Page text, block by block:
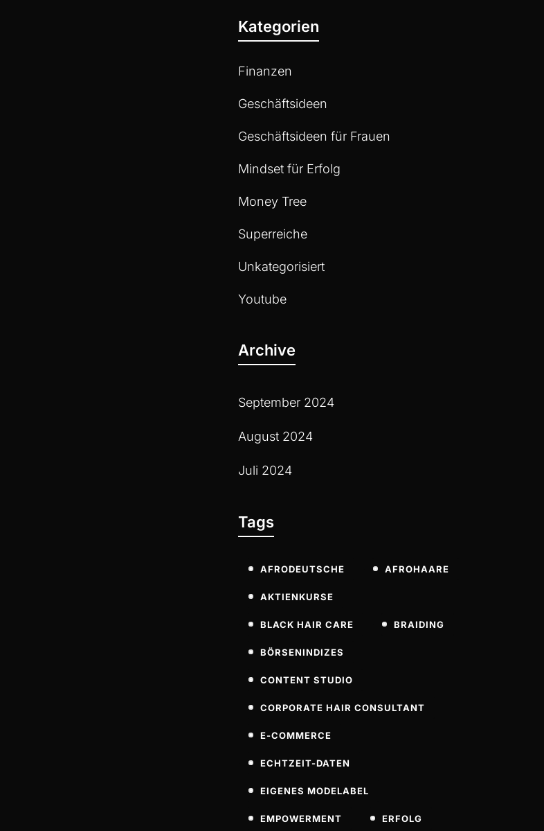
Kategorien
Finanzen
Geschäftsideen
Geschäftsideen für Frauen
Mindset für Erfolg
Money Tree
Superreiche
Unkategorisiert
Youtube
Archive
September 2024
August 2024
Juli 2024
Tags
AFRODEUTSCHE AFROHAARE
AKTIENKURSE
BLACK HAIR CARE BRAIDING
BÖRSENINDIZES
CONTENT STUDIO
CORPORATE HAIR CONSULTANT
E-COMMERCE
ECHTZEIT-DATEN
EIGENES MODELABEL
EMPOWERMENT ERFOLG